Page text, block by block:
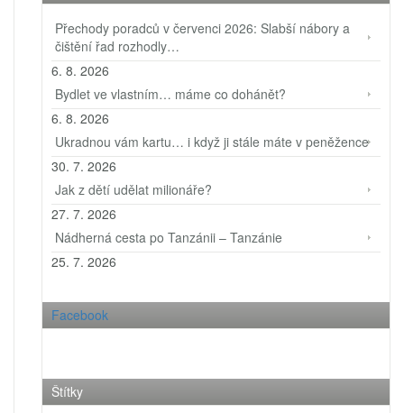
Přechody poradců v červenci 2026: Slabší nábory a
čištění řad rozhodly…
6. 8. 2026
Bydlet ve vlastním… máme co dohánět?
6. 8. 2026
Ukradnou vám kartu… i když ji stále máte v peněžence
30. 7. 2026
Jak z dětí udělat milionáře?
27. 7. 2026
Nádherná cesta po Tanzánii – Tanzánie
25. 7. 2026
Facebook
Štítky